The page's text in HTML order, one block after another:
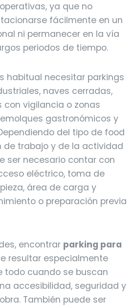
ya que no
fácilmente en un
ni permanecer en la vía
periodos de tiempo.
habitual necesitar parkings
naves cerradas,
con vigilancia o zonas
gastronómicos y
del tipo de food
de trabajo y de la actividad
ser necesario contar con
eléctrico, toma de
área de carga y
o preparación previa
encontrar parking para
resultar especialmente
todo cuando se buscan
accesibilidad, seguridad y
También puede ser